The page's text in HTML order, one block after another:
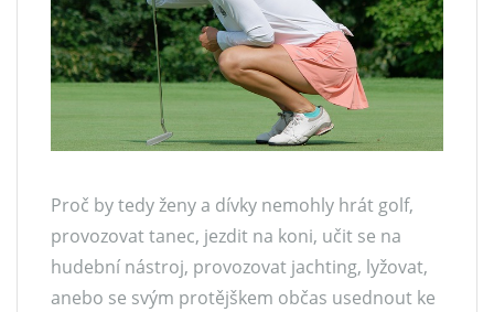
Proč by tedy ženy a dívky nemohly hrát golf,
provozovat tanec, jezdit na koni, učit se na
hudební nástroj, provozovat jachting, lyžovat,
anebo se svým protějškem občas usednout ke